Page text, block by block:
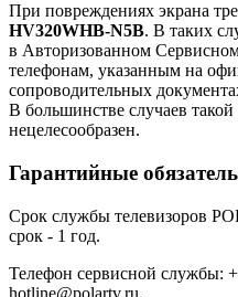
При повреждениях экрана
HV320WHB-N5B. В таких
в Авторизованном
телефонам, указанным на
сопроводительных
В большинстве случаев
нецелесообразен.
Гарантийные
Срок службы телевизоров
срок - 1 год.
Телефон сервисной службы:
hotline@polartv.ru.